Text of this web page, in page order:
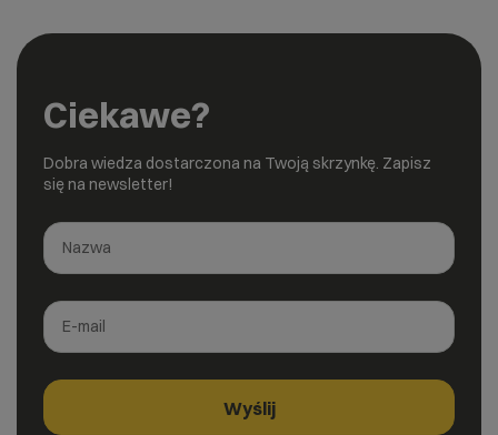
Ciekawe?
Dobra wiedza dostarczona na Twoją skrzynkę. Zapisz
się na newsletter!